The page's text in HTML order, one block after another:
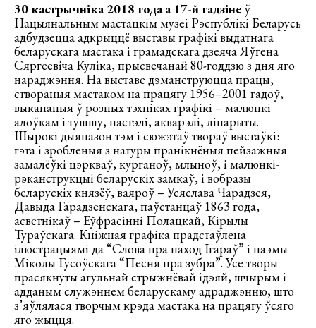
30 кастрычніка 2018 года а 17-й гадзіне ў
Нацыянальным мастацкім музеі Рэспублікі Беларусь
адбудзецца адкрыццё выставы графікі выдатнага
беларускага мастака і грамадскага дзеяча Яўгена
Сяргеевіча Куліка, прысвечанай 80-годдзю з дня яго
нараджэння. На выставе дэманструюцца працы,
створаныя мастаком на працягу 1956–2001 гадоў,
выкананыя ў розных тэхніках графікі – малюнкі
алоўкам і тушшу, пастэлі, акварэлі, лінарыты.
Шырокі дыяпазон тэм і сюжэтаў твораў выстаўкі:
гэта і зробленыя з натуры пранікнёныя пейзажныя
замалёўкі цэркваў, курганоў, млыноў, і малюнкі-
рэканструкцыі беларускіх замкаў, і вобразы
беларускіх князёў, ваяроў – Усяслава Чарадзея,
Давыда Гарадзенскага, паўстанцаў 1863 года,
асветнікаў – Еўфрасінні Полацкай, Кірылы
Тураўскага. Кніжная графіка прадстаўлена
ілюстрацыямі да “Слова пра паход Ігараў” і паэмы
Міколы Гусоўскага “Песня пра зубра”. Усе творы
прасякнуты агульнай стрыжнёвай ідэяй, шчырым і
адданым служэннем беларускаму адраджэнню, што
з’яўлялася творчым крэда мастака на працягу ўсяго
яго жыцця.